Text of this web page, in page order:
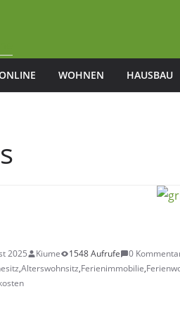
WOHNEN HAUSBAU
2025 Kiume 1548 Aufrufe
0
,Alterswohnsitz,Ferienimmobilie,